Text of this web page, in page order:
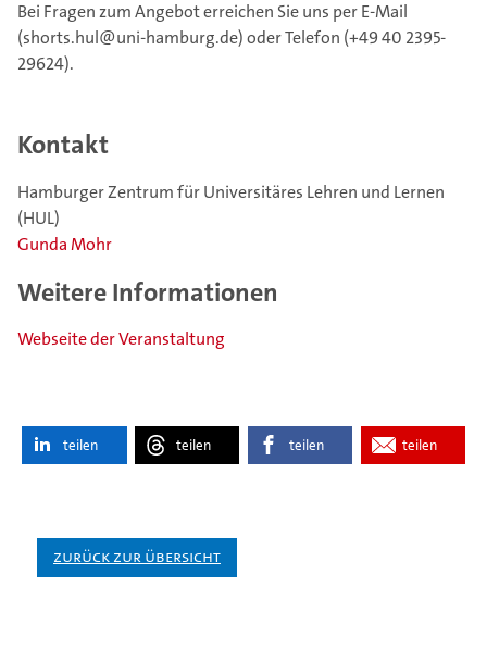
Bei Fragen zum Angebot erreichen Sie uns per E-Mail
(shorts.hul@uni-hamburg.de) oder Telefon (+49 40 2395-
29624).
Kontakt
Hamburger Zentrum für Universitäres Lehren und Lernen
(HUL)
Gunda Mohr
Weitere Informationen
Webseite der Veranstaltung
teilen teilen teilen teilen
Zurück zur Übersicht